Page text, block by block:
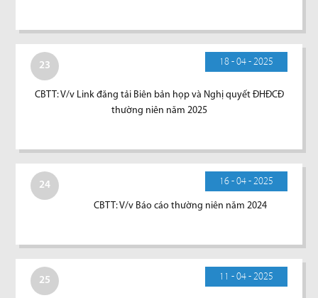
23 18 - 04 - 2025
CBTT: V/v Link đăng tải Biên bản họp và Nghị quyết ĐHĐCĐ
thường niên năm 2025
24 16 - 04 - 2025
CBTT: V/v Báo cáo thường niên năm 2024
25 11 - 04 - 2025